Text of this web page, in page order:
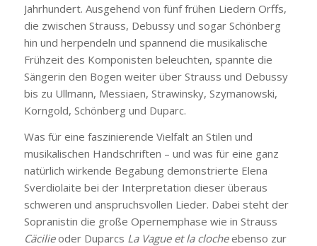
Jahrhundert. Ausgehend von fünf frühen Liedern Orffs,
die zwischen Strauss, Debussy und sogar Schönberg
hin und herpendeln und spannend die musikalische
Frühzeit des Komponisten beleuchten, spannte die
Sängerin den Bogen weiter über Strauss und Debussy
bis zu Ullmann, Messiaen, Strawinsky, Szymanowski,
Korngold, Schönberg und Duparc.
Was für eine faszinierende Vielfalt an Stilen und
musikalischen Handschriften – und was für eine ganz
natürlich wirkende Begabung demonstrierte Elena
Sverdiolaite bei der Interpretation dieser überaus
schweren und anspruchsvollen Lieder. Dabei steht der
Sopranistin die große Opernemphase wie in Strauss
Cäcilieoder Duparcs La Vague et la clocheebenso zur